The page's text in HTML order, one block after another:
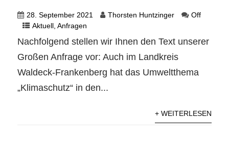
28. September 2021 Thorsten Huntzinger
Off
Aktuell ,Anfragen
Nachfolgend stellen wir Ihnen den Text unserer
Großen Anfrage vor: Auch im Landkreis
Waldeck-Frankenberg hat das Umweltthema
„Klimaschutz“ in den...
+ WEITERLESEN